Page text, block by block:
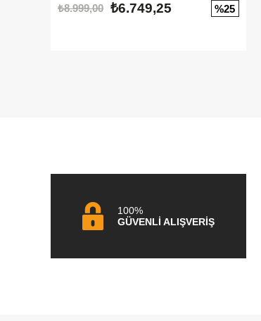
₺8.999,00 ₺6.749,25 %25
100%
GÜVENLİ ALIŞVERİŞ